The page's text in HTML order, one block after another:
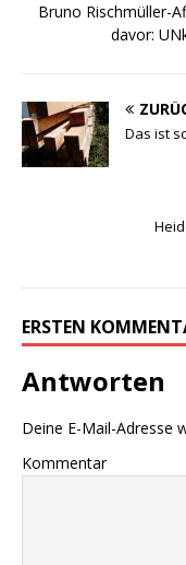
Bruno Rischmüller-
davor:
Das ist
ERSTEN
Antworten
Deine E-Mail-Adresse
Kommentar